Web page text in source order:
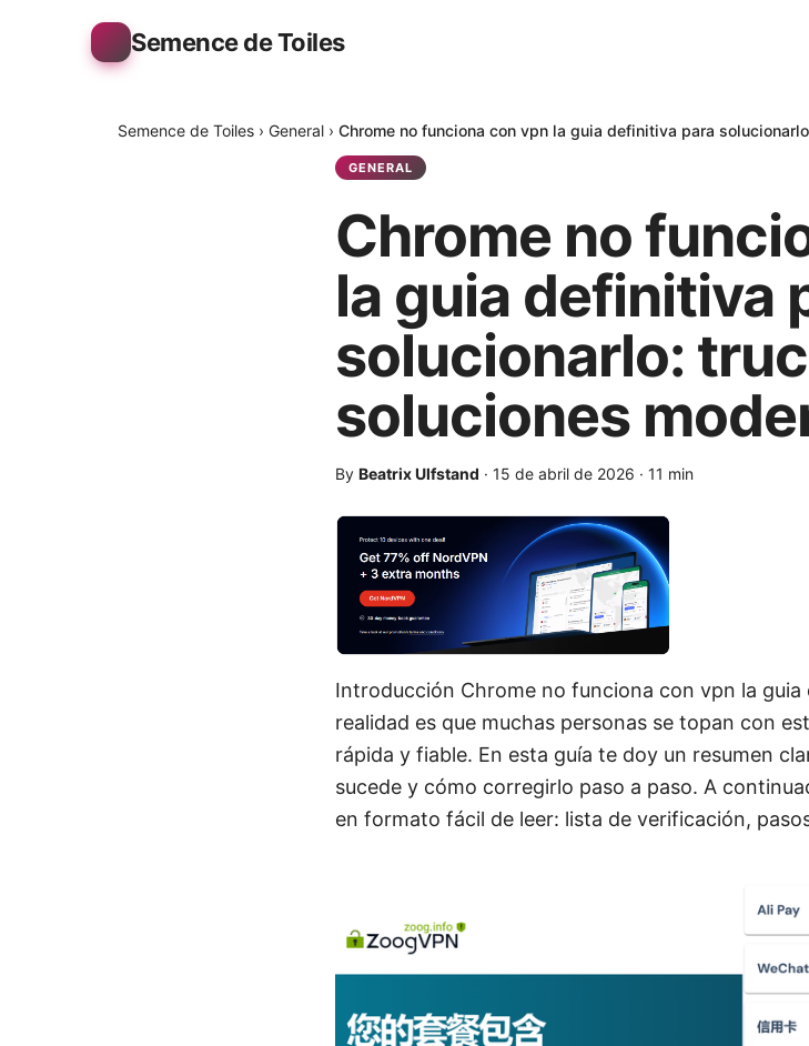
Semence de Toiles
Semence de Toiles › General › Chrome no funciona con vpn la guia definitiva para
GENERAL
Chrome no
la guia definitiva
solucionarlo:
soluciones
By Beatrix Ulfstand · 15 de abril de 2026 · 11 min
Introducción Chrome no funciona con vpn la
realidad es que muchas personas se topan con
rápida y fiable. En esta guía te doy un resumen
sucede y cómo corregirlo paso a paso. A
en formato fácil de leer: lista de verificación,